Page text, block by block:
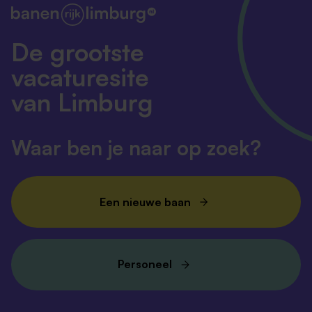
De grootste
vacaturesite
van Limburg
Waar ben je naar op zoek?
Een nieuwe baan
Personeel